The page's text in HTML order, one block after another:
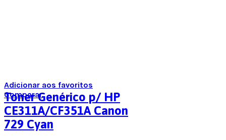
Adicionar aos favoritos
Comparar
Toner Genérico p/ HP
CE311A/CF351A Canon
729 Cyan